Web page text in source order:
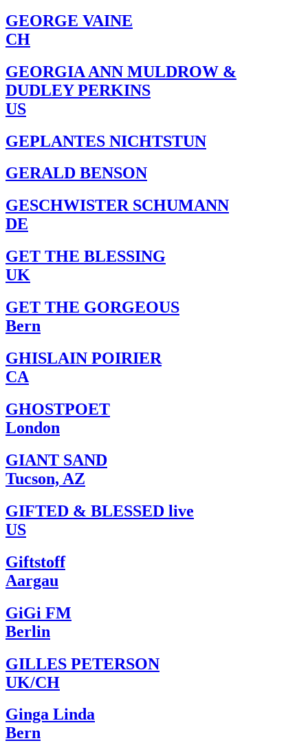
GEORGE VAINE
CH
GEORGIA ANN MULDROW &
DUDLEY PERKINS
US
GEPLANTES NICHTSTUN
GERALD BENSON
GESCHWISTER SCHUMANN
DE
GET THE BLESSING
UK
GET THE GORGEOUS
Bern
GHISLAIN POIRIER
CA
GHOSTPOET
London
GIANT SAND
Tucson, AZ
GIFTED & BLESSED live
US
Giftstoff
Aargau
GiGi FM
Berlin
GILLES PETERSON
UK/CH
Ginga Linda
Bern